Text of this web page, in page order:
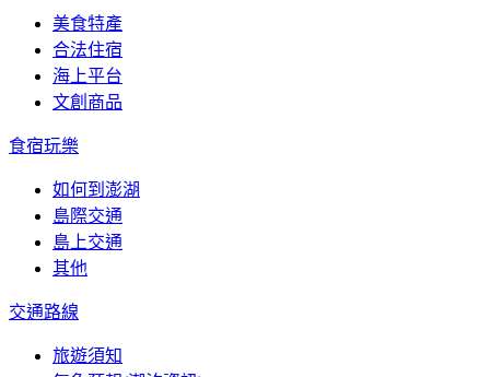
美食特產
合法住宿
海上平台
文創商品
食宿玩樂
如何到澎湖
島際交通
島上交通
其他
交通路線
旅遊須知